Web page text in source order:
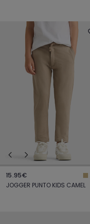
15.95€
JOGGER PUNTO KIDS CAMEL